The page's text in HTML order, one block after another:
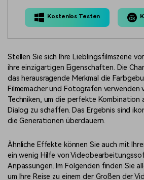
Kostenlos Testen
Stellen Sie sich Ihre Lieblingsfilmszene
ihre einzigartigen Eigenschaften. Die
das herausragende Merkmal die
Filmemacher und Fotografen verwenden
Techniken, um die perfekte Kombination
Dialog zu schaffen. Das Ergebnis sind
die Generationen überdauern.
Ähnliche Effekte können Sie auch mit
ein wenig Hilfe von
Anpassungen. Im Folgenden finden Sie
um Ihre Reise zu einem der Großen der